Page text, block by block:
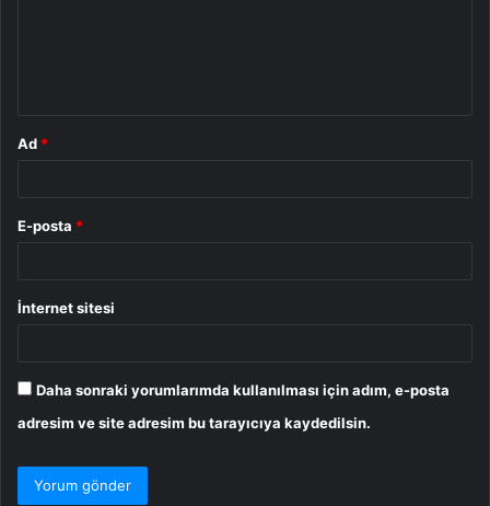
Ad *
E-posta *
İnternet sitesi
Daha sonraki yorumlarımda kullanılması için adım, e-posta
adresim ve site adresim bu tarayıcıya kaydedilsin.